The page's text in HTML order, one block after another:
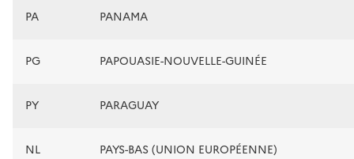
PA PANAMA
PG PAPOUASIE-NOUVELLE-GUINÉE
PY PARAGUAY
NL PAYS-BAS (UNION EUROPÉENNE)